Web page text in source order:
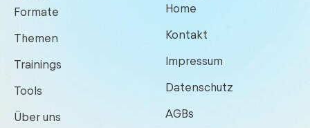
Formate
Themen
Trainings
Tools
Über uns
Home
Kontakt
Impressum
Datenschutz
AGBs